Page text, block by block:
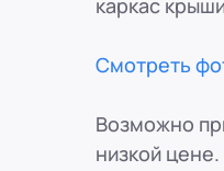
каркас
Смотреть
Возможно
низкой цене.